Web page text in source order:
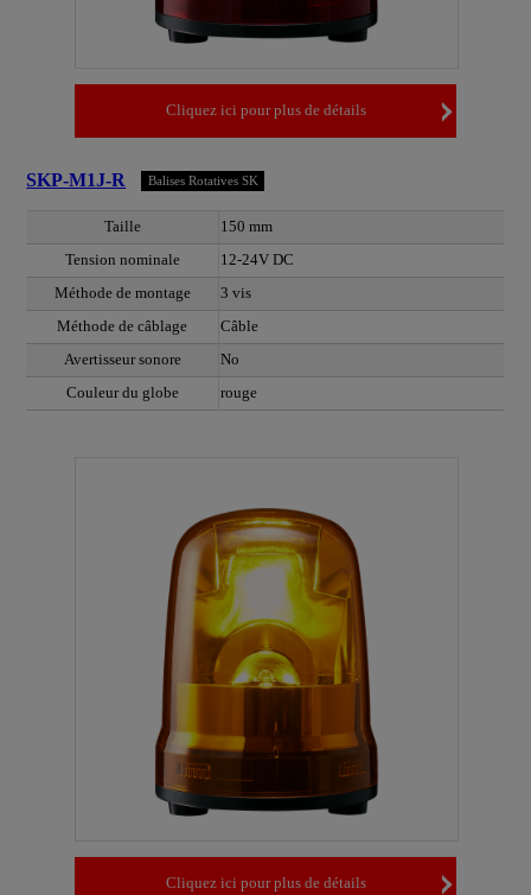
Cliquez ici pour plus de détails
SKP-M1J-R Balises Rotatives SK
Taille
150 mm
Tension nominale
12-24V DC
Méthode de montage
3 vis
Méthode de câblage
Câble
Avertisseur sonore
No
Couleur du globe
rouge
Cliquez ici pour plus de détails